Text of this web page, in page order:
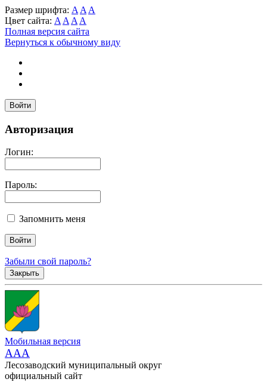
Размер шрифта: A A A
Цвет сайта: A A A A
Полная версия сайта
Вернуться к обычному виду
Войти
Авторизация
Логин:
Пароль:
Запомнить меня
Забыли свой пароль?
Закрыть
Мобильная версия
AAA
Лесозаводский муниципальный округ
официальный сайт